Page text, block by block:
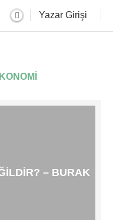
Yazar Girişi
– BURAK